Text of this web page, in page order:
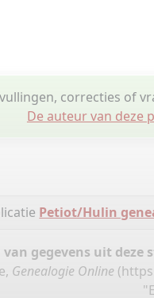
correcties of
De auteur van deze
Petiot/Hulin
gegevens uit
Genealogie Online (